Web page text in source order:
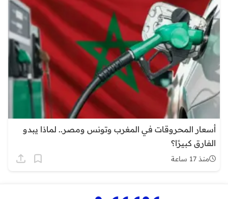
أسعار المحروقات في المغرب وتونس ومصر.. لماذا يبدو
الفارق كبيرًا؟
منذ 17 ساعة